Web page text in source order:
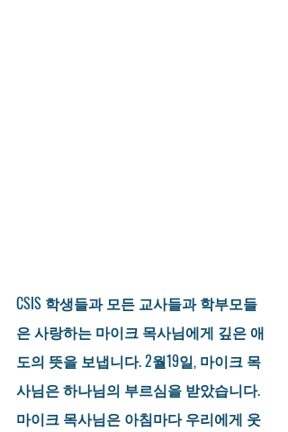
CSIS 학생들과 모든 교사들과 학부모들
은 사랑하는 마이크 목사님에게 깊은 애
도의 뜻을 보냅니다. 2월19일, 마이크 목
사님은 하나님의 부르심을 받았습니다.
마이크 목사님은 아침마다 우리에게 웃